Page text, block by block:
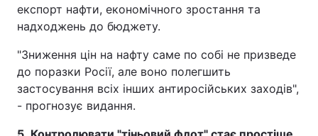
експорт нафти, економічного зростання та
надходжень до бюджету.
"Зниження цін на нафту саме по собі не призведе
до поразки Росії, але воно полегшить
застосування всіх інших антиросійських заходів",
- прогнозує видання.